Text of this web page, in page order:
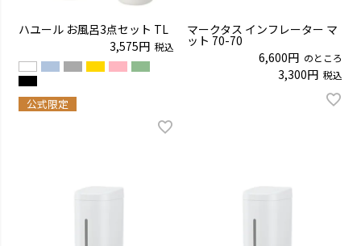
ハユール お風呂3点セット TL
3,575
税込
公式限定
マークタス インフレーター マ
ット 70-70
6,600
のところ
3,300 税込